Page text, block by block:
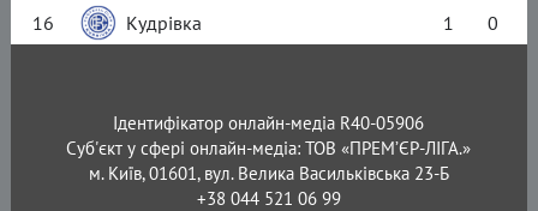
16
Кудрівка 1 0
Ідентифікатор онлайн-медіа R40-05906
Суб'єкт у сфері онлайн-медіа: ТОВ «ПРЕМ’ЄР-ЛІГА.»
м. Київ, 01601, вул. Велика Васильківська 23-Б
+38 044 521 06 99